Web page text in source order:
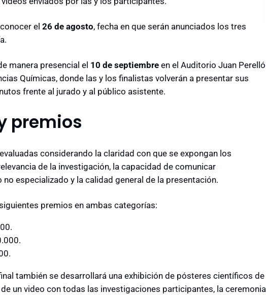
el 26 de agosto, fecha en que serán anunciados los tres
manera presencial el 10 de septiembre en el Auditorio Juan Perelló
Químicas, donde las y los finalistas volverán a presentar sus
frente al jurado y al público asistente.
premios
considerando la claridad con que se expongan los
de la investigación, la capacidad de comunicar
especializado y la calidad general de la presentación.
premios en ambas categorías:
también se desarrollará una exhibición de pósteres científicos de
un video con todas las investigaciones participantes, la ceremonia